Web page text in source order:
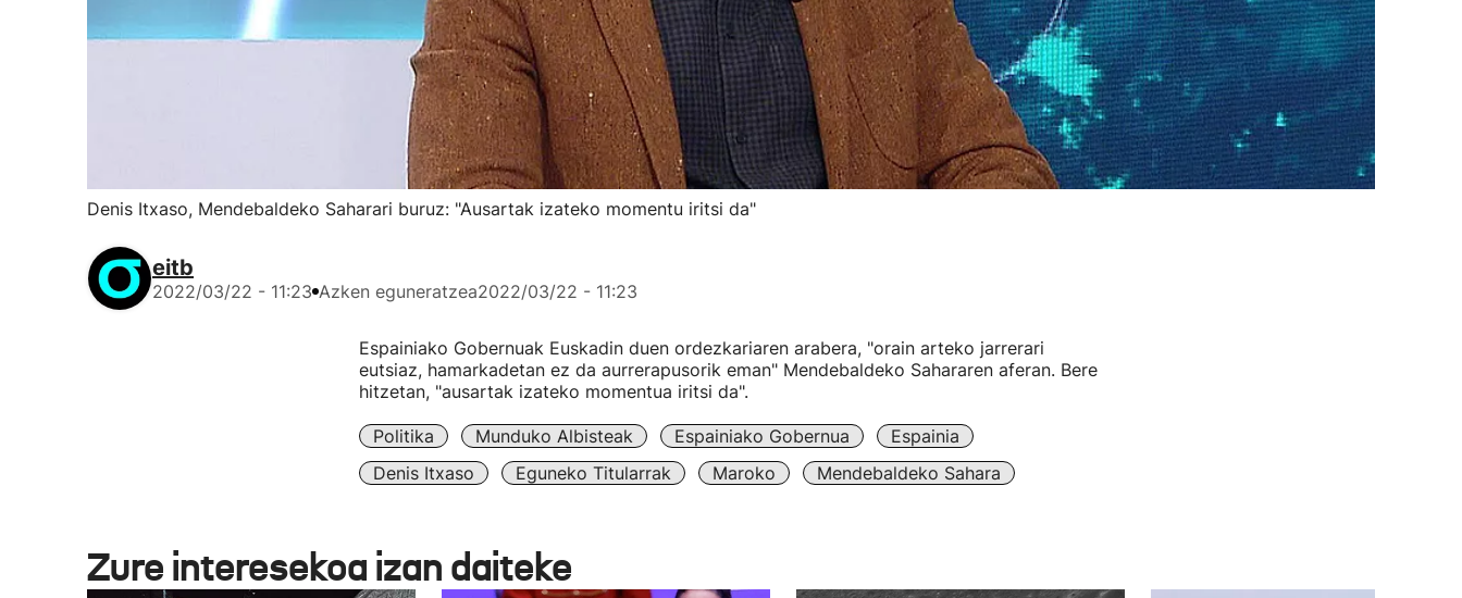
Denis Itxaso, Mendebaldeko Saharari buruz: "Ausartak izateko momentu iritsi da"
eitb
2022/03/22 - 11:23 Azken eguneratzea2022/03/22 - 11:23
Espainiako Gobernuak Euskadin duen ordezkariaren arabera, "orain arteko jarrerari
eutsiaz, hamarkadetan ez da aurrerapusorik eman" Mendebaldeko Sahararen aferan. Bere
hitzetan, "ausartak izateko momentua iritsi da".
Politika Munduko Albisteak Espainiako Gobernua
Espainia
Denis Itxaso
Eguneko Titularrak Maroko Mendebaldeko Sahara
Zure interesekoa izan daiteke